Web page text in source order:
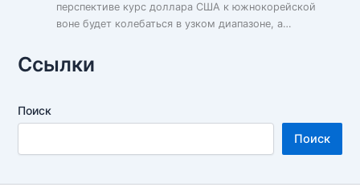
перспективе курс доллара США к южнокорейской
воне будет колебаться в узком диапазоне, а…
Ссылки
Поиск
Поиск